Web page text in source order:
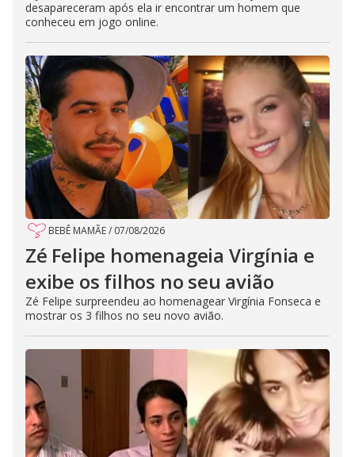
desapareceram após ela ir encontrar um homem que
conheceu em jogo online.
BEBÊ MAMÃE/ 07/08/2026
Zé Felipe homenageia Virgínia e
exibe os filhos no seu avião
Zé Felipe surpreendeu ao homenagear Virgínia Fonseca e
mostrar os 3 filhos no seu novo avião.